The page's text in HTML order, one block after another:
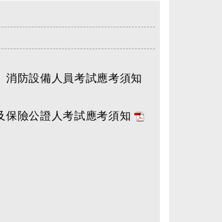
消防設備人員考試應考須知
保險公證人考試應考須知